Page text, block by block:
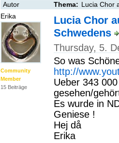
Autor
Thema: Lucia Chor
Erika
Community
Member
15 Beiträge
Lucia Chor
Schwedens
Thursday, 5.
So was
http://
Ueber 343
gesehen/
Es wurde in
Geniese !
Hej då
Erika